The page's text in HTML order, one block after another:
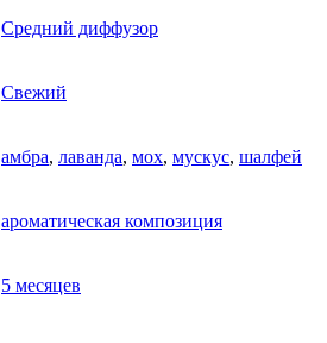
Средний диффузор
Свежий
амбра, лаванда, мох, мускус, шалфей
ароматическая композиция
5 месяцев